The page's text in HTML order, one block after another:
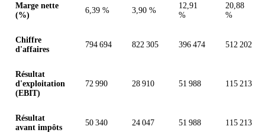
Marge nette
(%)
6,39 % 3,90 %
12,91
%
20,88
%
Chiffre
d'affaires
794 694 822 305 396 474 512 202
Résultat
d'exploitation
(EBIT)
72 990 28 910 51 988 115 213
Résultat
avant impôts
50 340 24 047 51 988 115 213